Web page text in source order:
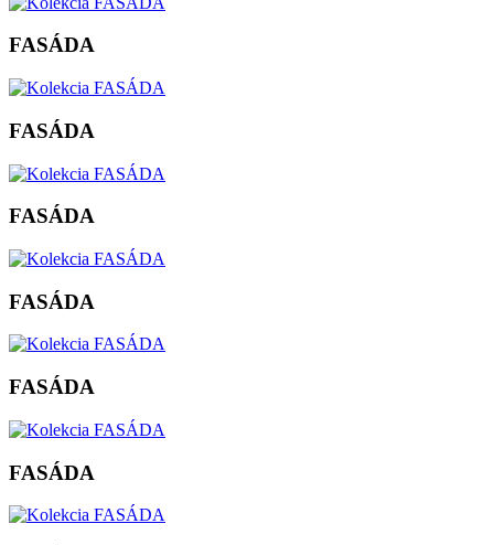
FASÁDA
FASÁDA
FASÁDA
FASÁDA
FASÁDA
FASÁDA